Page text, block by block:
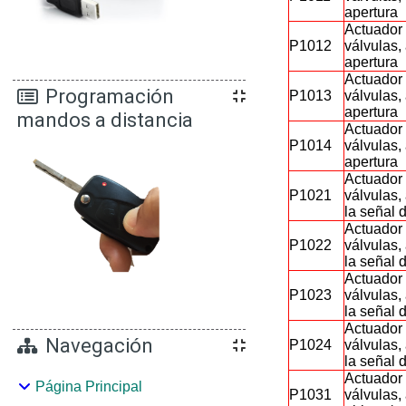
Programación
mandos a distancia
Navegación
Página Principal
apertura
P1012
válvulas,
apertura
P1013
válvulas,
apertura
P1014
válvulas,
apertura
P1021
válvulas,
la señal
P1022
válvulas,
la señal
P1023
válvulas,
la señal
P1024
válvulas,
la señal
P1031
válvulas,